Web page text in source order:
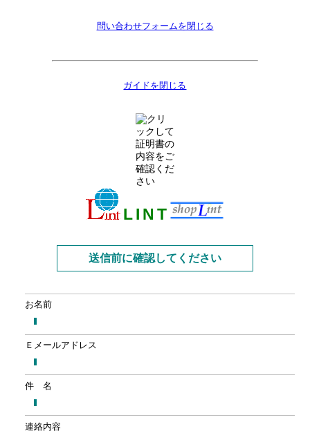
問い合わせフォームを閉じる
ガイドを閉じる
L I N T
送信前に確認してください
お名前
Ｅメールアドレス
件 名
連絡内容